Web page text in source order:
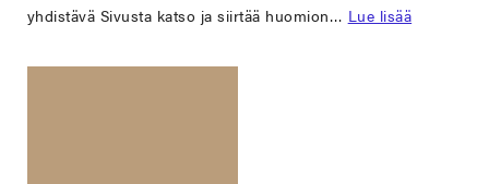
yhdistävä Sivusta katso ja siirtää huomion… Lue lisää